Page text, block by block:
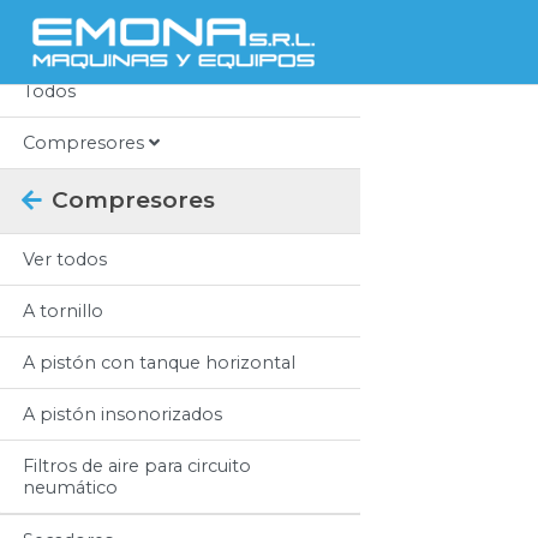
Categorias
Todos
Compresores
Compresores
Ver todos
A tornillo
A pistón con tanque horizontal
A pistón insonorizados
Filtros de aire para circuito
neumático